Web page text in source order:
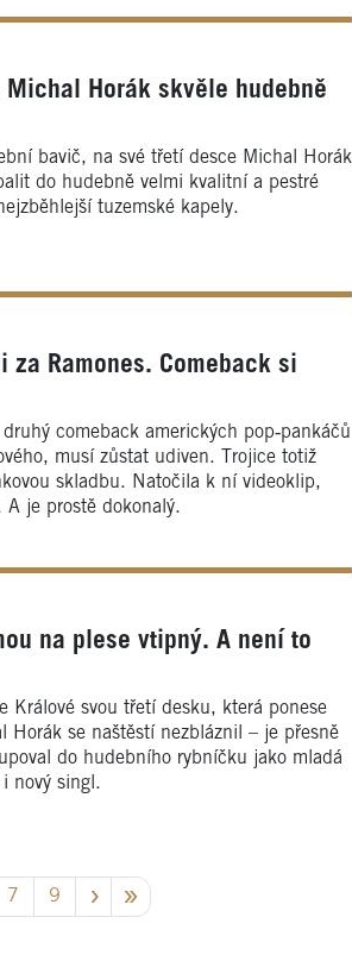
Michal Horák skvěle hudebně
bavič, na své třetí desce Michal Horák
do hudebně velmi kvalitní a pestré
tuzemské kapely.
za Ramones. Comeback si
comeback amerických pop‑pankáčů
musí zůstat udiven. Trojice totiž
skladbu. Natočila k ní videoklip,
A je prostě dokonalý.
na plese vtipný. A není to
Králové svou třetí desku, která ponese
Horák se naštěstí nezbláznil – je přesně
do hudebního rybníčku jako mladá
nový singl.
7 9